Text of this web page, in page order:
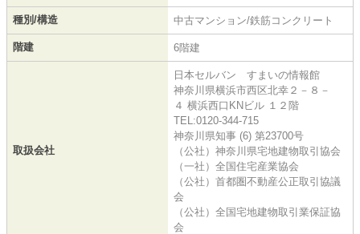
種別/構造 中古マンション/鉄筋コンクリート
階建 6階建
取扱会社
日本セルバン すまいの情報館
神奈川県横浜市西区北幸２－８－
４ 横浜西口KNビル １２階
TEL:0120-344-715
神奈川県知事 (6) 第23700号
（公社）神奈川県宅地建物取引協会
（一社）全国住宅産業協会
（公社）首都圏不動産公正取引協議
会
（公社）全国宅地建物取引業保証協
会